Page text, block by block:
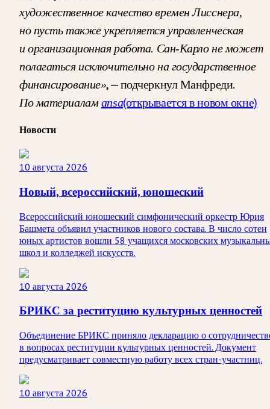
художественное качество времен Лисснера,
но пусть также укрепляется управленческая
и организационная работа. Сан-Карло не может
полагаться исключительно на государственное
финансирование», — подчеркнул Манфреди.
По материаламansa(открывается в новом окне)
Новости
10 августа 2026
Новый, всероссийский, юношеский
Всероссийский юношеский симфонический оркестр Юрия
Башмета объявил участников нового состава. В число сотен
юных артистов вошли 58 учащихся московских
школ и колледжей искусств.
10 августа 2026
БРИКС за реституцию культурных ценностей
Объединение БРИКС приняло декларацию о
в вопросах реституции культурных ценностей. Документ
предусматривает совместную работу всех стран-участниц.
10 августа 2026